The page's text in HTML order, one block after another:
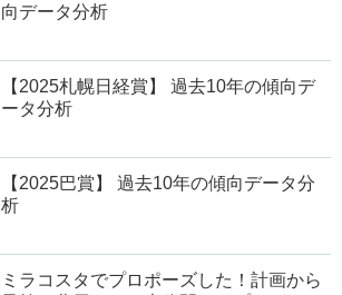
向データ分析
【2025札幌日経賞】 過去10年の傾向デ
ータ分析
【2025巴賞】 過去10年の傾向データ分
析
ミラコスタでプロポーズした！計画から